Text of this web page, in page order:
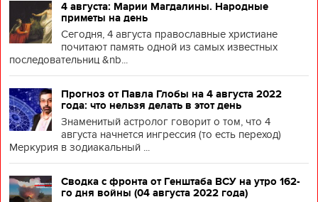
4 августа: Марии Магдалины. Народные
приметы на день
Сегодня, 4 августа православные христиане
почитают память одной из самых известных
последовательниц &nb...
Прогноз от Павла Глобы на 4 августа 2022
года: что нельзя делать в этот день
Знаменитый астролог говорит о том, что 4
августа начнется ингрессия (то есть переход)
Меркурия в зодиакальный ...
Сводка с фронта от Генштаба ВСУ на утро 162-
го дня войны (04 августа 2022 года)